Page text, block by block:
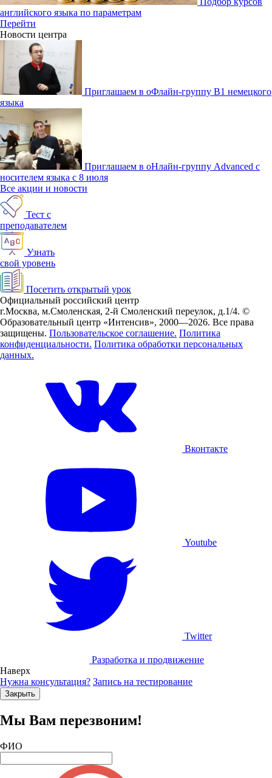
английского языка по параметрам
Перейти
Новости центра
Приглашаем в оФлайн-группу В1 немецкого
языка
Приглашаем в оНлайн-группу Advanced с
носителем языка с 8 июля
Все акции и новости
Тест с
преподавателем
Узнать
свой уровень
Посетить открытый урок
Официальный российский центр
г.Москва, м.Смоленская, 2-й Смоленский переулок, д.1/4. ©
Образовательный центр «Интенсив», 2000—2026. Все права
защищены. Пользовательское соглашение. Политика
конфиденциальности. Политика обработки персональных
данных.
Вконтакте
Youtube
Twitter
Разработка и продвижение
Наверх
Нужна консультация? Запись на тестирование
Закрыть
Мы Вам перезвоним!
ФИО